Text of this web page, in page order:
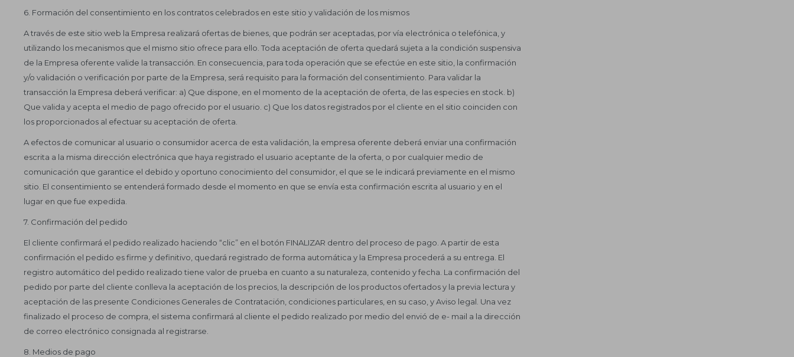
6. Formación del consentimiento en los contratos celebrados en este sitio y validación de los mismos
A través de este sitio web la Empresa realizará ofertas de bienes, que podrán ser aceptadas, por vía electrónica o telefónica, y
utilizando los mecanismos que el mismo sitio ofrece para ello. Toda aceptación de oferta quedará sujeta a la condición suspensiva
de la Empresa oferente valide la transacción. En consecuencia, para toda operación que se efectúe en este sitio, la confirmación
y/o validación o verificación por parte de la Empresa, será requisito para la formación del consentimiento. Para validar la
transacción la Empresa deberá verificar: a) Que dispone, en el momento de la aceptación de oferta, de las especies en stock. b)
Que valida y acepta el medio de pago ofrecido por el usuario. c) Que los datos registrados por el cliente en el sitio coinciden con
los proporcionados al efectuar su aceptación de oferta.
A efectos de comunicar al usuario o consumidor acerca de esta validación, la empresa oferente deberá enviar una confirmación
escrita a la misma dirección electrónica que haya registrado el usuario aceptante de la oferta, o por cualquier medio de
comunicación que garantice el debido y oportuno conocimiento del consumidor, el que se le indicará previamente en el mismo
sitio. El consentimiento se entenderá formado desde el momento en que se envía esta confirmación escrita al usuario y en el
lugar en que fue expedida.
7. Confirmación del pedido
El cliente confirmará el pedido realizado haciendo “clic” en el botón FINALIZAR dentro del proceso de pago. A partir de esta
confirmación el pedido es firme y definitivo, quedará registrado de forma automática y la Empresa procederá a su entrega. El
registro automático del pedido realizado tiene valor de prueba en cuanto a su naturaleza, contenido y fecha. La confirmación del
pedido por parte del cliente conlleva la aceptación de los precios, la descripción de los productos ofertados y la previa lectura y
aceptación de las presente Condiciones Generales de Contratación, condiciones particulares, en su caso, y Aviso legal. Una vez
finalizado el proceso de compra, el sistema confirmará al cliente el pedido realizado por medio del envió de e- mail a la dirección
de correo electrónico consignada al registrarse.
8. Medios de pago